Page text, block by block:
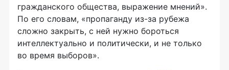
гражданского общества, выражение мнений».
По его словам, «пропаганду из-за рубежа
сложно закрыть, с ней нужно бороться
интеллектуально и политически, и не только
во время выборов».